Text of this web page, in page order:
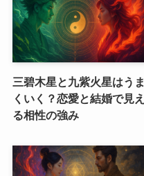
三碧木星と九紫火星はうま
くいく？恋愛と結婚で見え
る相性の強み